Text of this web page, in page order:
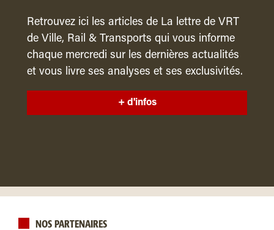
Retrouvez ici les articles de La lettre de VRT
de Ville, Rail & Transports qui vous informe
chaque mercredi sur les dernières actualités
et vous livre ses analyses et ses exclusivités.
+ d'infos
NOS PARTENAIRES